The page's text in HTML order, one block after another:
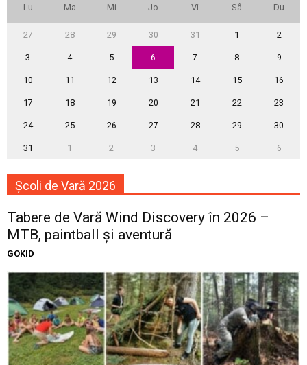
Lu Ma Mi Jo Vi Sâ Du
27 28 29 30 31 1 2
3 4 5 6 7 8 9
10 11 12 13 14 15 16
17 18 19 20 21 22 23
24 25 26 27 28 29 30
31 1 2 3 4 5 6
Școli de Vară 2026
Tabere de Vară Wind Discovery în 2026 –
MTB, paintball și aventură
GOKID